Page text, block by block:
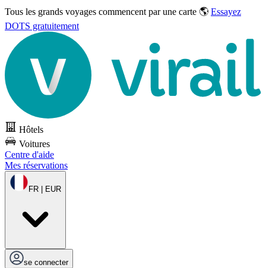
Tous les grands voyages commencent par une carte 🌎 Essayez
DOTS gratuitement
Hôtels
Voitures
Centre d'aide
Mes réservations
FR | EUR
se connecter